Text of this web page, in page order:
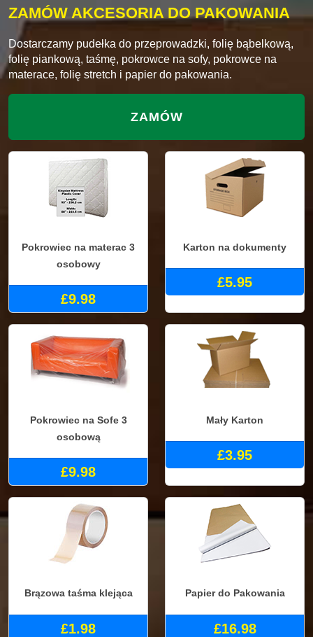
ZAMÓW AKCESORIA DO PAKOWANIA
Dostarczamy pudełka do przeprowadzki, folię bąbelkową,
folię piankową, taśmę, pokrowce na sofy, pokrowce na
materace, folię stretch i papier do pakowania.
ZAMÓW
Pokrowiec na materac 3
osobowy
£9.98
Karton na dokumenty
£5.95
Pokrowiec na Sofe 3
osobową
£9.98
Mały Karton
£3.95
Brązowa taśma klejąca
£1.98
Papier do Pakowania
£16.98